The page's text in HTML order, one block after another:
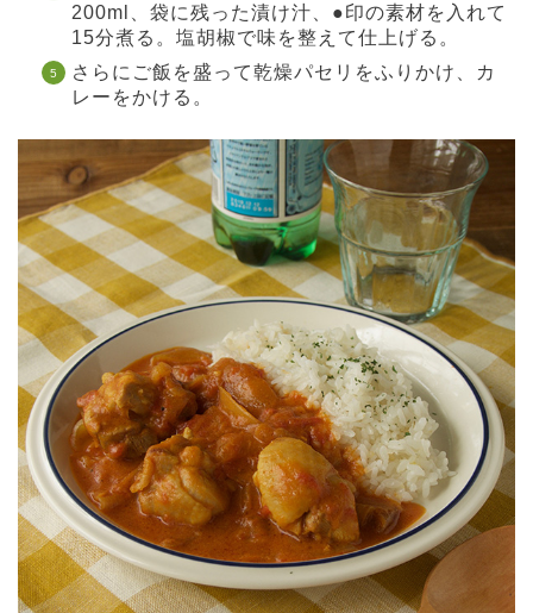
200ml、袋に残った漬け汁、●印の素材を入れて
15分煮る。塩胡椒で味を整えて仕上げる。
さらにご飯を盛って乾燥パセリをふりかけ、カ
レーをかける。